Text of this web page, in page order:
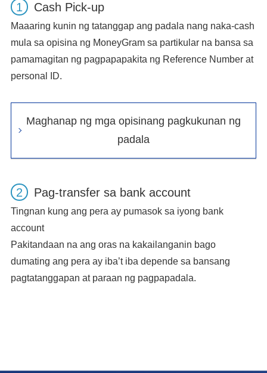
Cash Pick-up
Maaaring kunin ng tatanggap ang padala nang naka-cash
mula sa opisina ng MoneyGram sa partikular na bansa sa
pamamagitan ng pagpapapakita ng Reference Number at
personal ID.
Maghanap ng mga opisinang pagkukunan ng
padala
Pag-transfer sa bank account
Tingnan kung ang pera ay pumasok sa iyong bank
account
Pakitandaan na ang oras na kakailanganin bago
dumating ang pera ay iba’t iba depende sa bansang
pagtatanggapan at paraan ng pagpapadala.